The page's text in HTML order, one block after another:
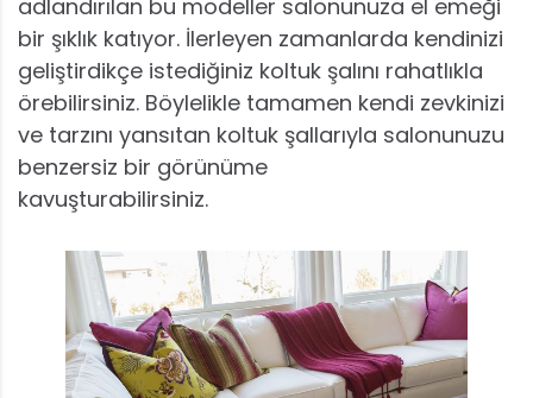
adlandırılan bu modeller salonunuza el emeği
bir şıklık katıyor. İlerleyen zamanlarda kendinizi
geliştirdikçe istediğiniz koltuk şalını rahatlıkla
örebilirsiniz. Böylelikle tamamen kendi zevkinizi
ve tarzını yansıtan koltuk şallarıyla salonunuzu
benzersiz bir görünüme
kavuşturabilirsiniz.